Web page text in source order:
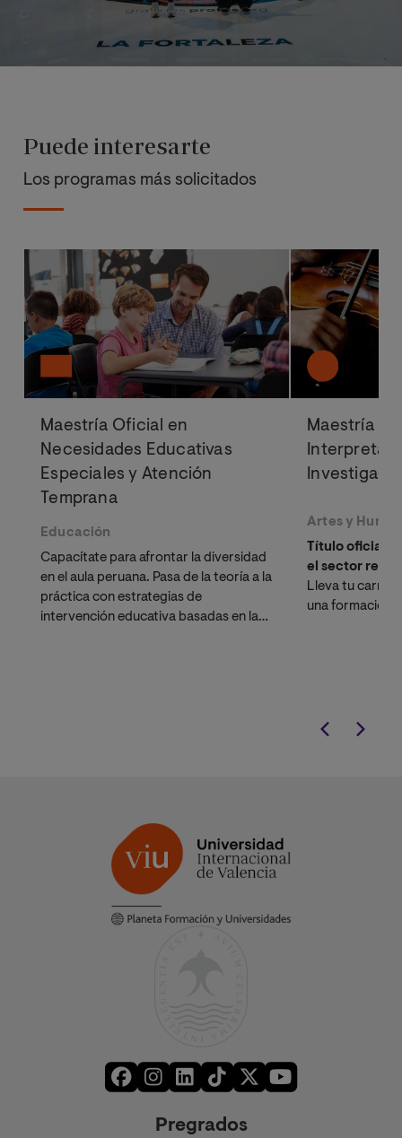
Puede interesarte
Los programas más solicitados
Maestría Oficial en
Necesidades Educativas
Especiales y Atención
Temprana
Educación
Capacítate para afrontar la diversidad
en el aula peruana. Pasa de la teoría a la
práctica con estrategias de
intervención educativa basadas en la
Maestría
Artes y
Título oficial
el sector
Lleva tu
una formación
Pregrados